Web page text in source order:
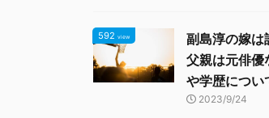
592 view
副島淳の嫁は
父親は元俳優
や学歴につい
2023/9/24